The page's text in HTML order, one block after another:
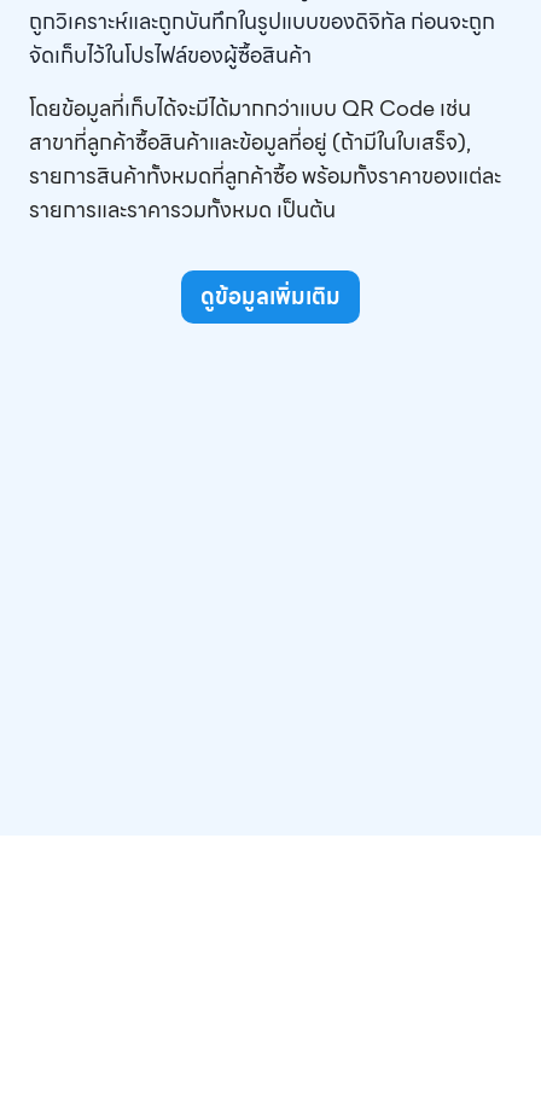
ถูกวิเคราะห์และถูกบันทึกในรูปแบบของดิจิทัล ก่อนจะถูก
จัดเก็บไว้ในโปรไฟล์ของผู้ซื้อสินค้า
โดยข้อมูลที่เก็บได้จะมีได้มากกว่าแบบ QR Code เช่น
สาขาที่ลูกค้าซื้อสินค้าและข้อมูลที่อยู่ (ถ้ามีในใบเสร็จ),
รายการสินค้าทั้งหมดที่ลูกค้าซื้อ พร้อมทั้งราคาของแต่ละ
รายการและราคารวมทั้งหมด เป็นต้น
ดูข้อมูลเพิ่มเติม